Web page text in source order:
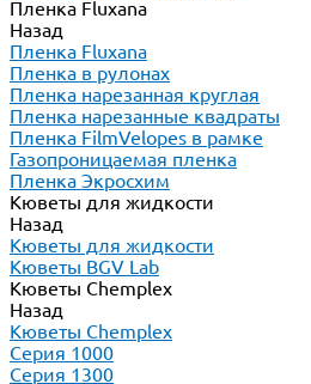
Пленка Fluxana
Назад
Пленка Fluxana
Пленка в рулонах
Пленка нарезанная круглая
Пленка нарезанные квадраты
Пленка FilmVelopes в рамке
Газопроницаемая пленка
Пленка Экросхим
Кюветы для жидкости
Назад
Кюветы для жидкости
Кюветы BGV Lab
Кюветы Chemplex
Назад
Кюветы Chemplex
Серия 1000
Серия 1300